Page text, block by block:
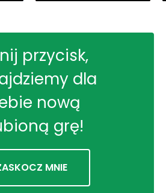
przycisk,
dla
nową
grę!
MNIE